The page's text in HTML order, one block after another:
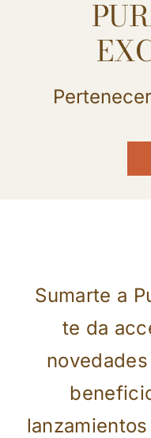
Sumarte a
te da